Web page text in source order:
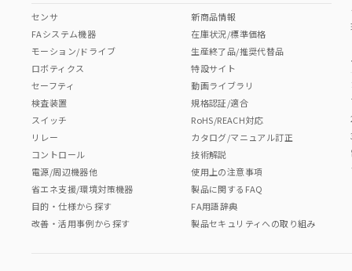
センサ
FAシステム機器
モーション/ドライブ
ロボティクス
セーフティ
検査装置
スイッチ
リレー
コントロール
電源/周辺機器他
省エネ支援/環境対策機器
目的・仕様から探す
改善・活用事例から探す
新商品情報
在庫状況/標準価格
生産終了品/推奨代替品
特設サイト
動画ライブラリ
規格認証/適合
RoHS/REACH対応
カタログ/マニュアル訂正
技術解説
使用上の注意事項
製品に関するFAQ
FA用語辞典
製品セキュリティへの取り組み